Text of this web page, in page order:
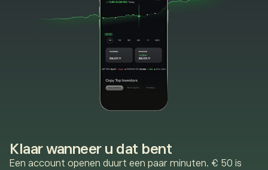
Klaar wanneer u dat bent
Een account openen duurt een paar minuten. € 50 is